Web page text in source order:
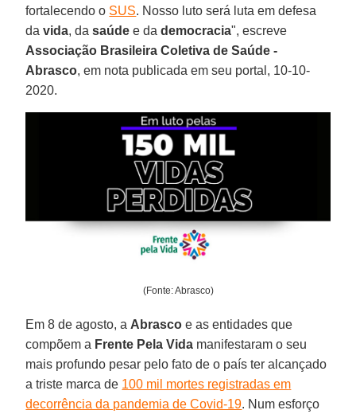
fortalecendo o SUS. Nosso luto será luta em defesa
davida, dasaúde e dademocracia", escreve
Associação Brasileira Coletiva de Saúde -
Abrasco, em nota publicada em seu portal, 10-10-
2020.
(Fonte: Abrasco)
Em 8 de agosto, a Abrasco e as entidades que
compõem a Frente Pela Vida manifestaram o seu
mais profundo pesar pelo fato de o país ter alcançado
a triste marca de 100 mil mortes registradas em
decorrência da pandemia de Covid-19. Num esforço